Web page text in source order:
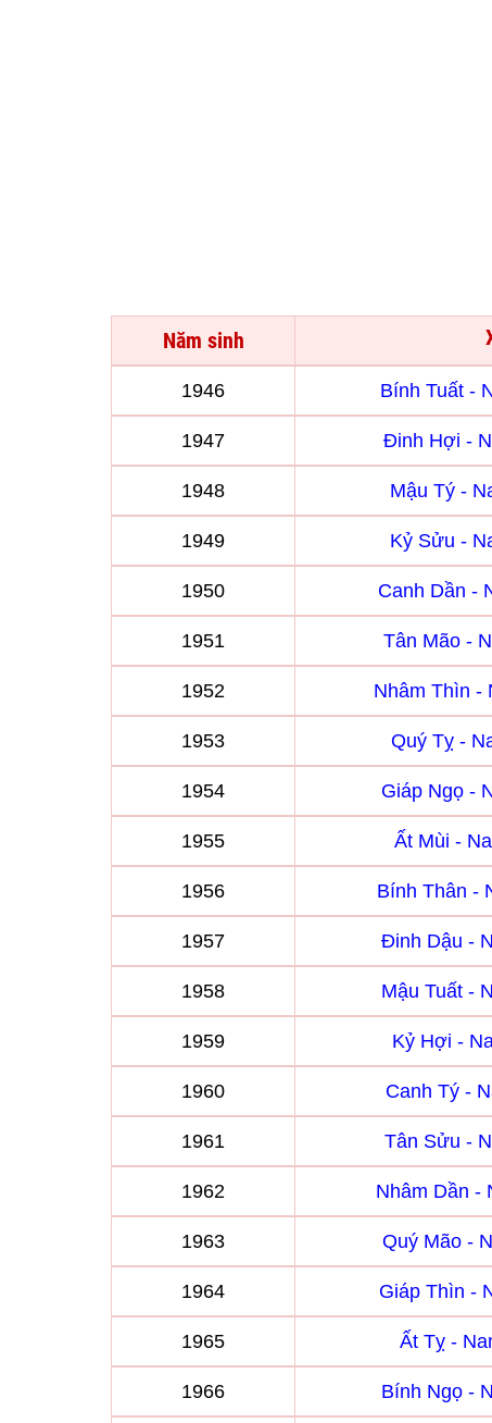
Năm sinh
1946 Bính Tuất -
1947 Đinh Hợi -
1948 Mậu Tý -
1949 Kỷ Sửu -
1950 Canh Dần -
1951 Tân Mão -
1952 Nhâm Thìn -
1953 Quý Tỵ -
1954 Giáp Ngọ -
1955 Ất Mùi -
1956 Bính Thân -
1957 Đinh Dậu -
1958 Mậu Tuất -
1959 Kỷ Hợi -
1960 Canh Tý -
1961 Tân Sửu -
1962 Nhâm Dần -
1963 Quý Mão -
1964 Giáp Thìn -
1965 Ất Tỵ -
1966 Bính Ngọ -